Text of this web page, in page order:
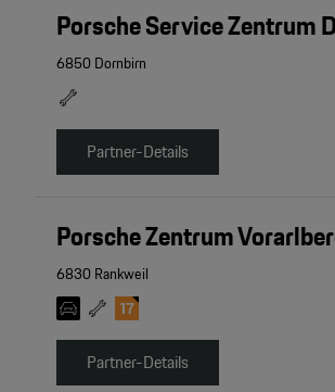
Porsche Service Zentrum
6850 Dornbirn
Partner-Details
Porsche Zentrum
6830 Rankweil
Partner-Details